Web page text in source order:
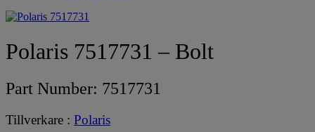
Polaris 7517731 – Bolt
Part Number: 7517731
Tillverkare : Polaris